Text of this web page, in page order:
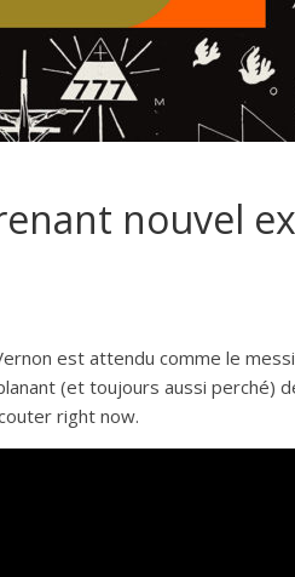
nouvel
est attendu comme le
(et toujours aussi perché)
right now.